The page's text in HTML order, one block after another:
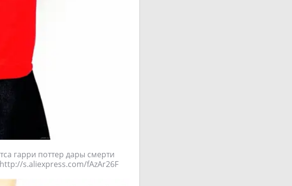
гарри поттер дары смерти
s.aliexpress.com/fAzAr26F